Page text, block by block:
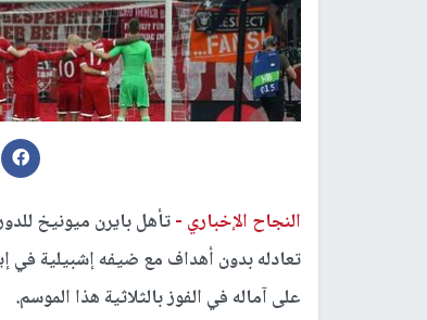
النجاح الإخباري -تأهل بايرن ميونيخ
على آماله في الفوز بالثلاثية هذا الموسم.